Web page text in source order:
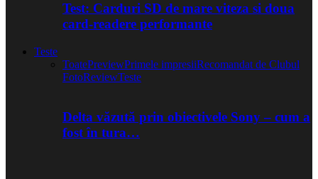
Test: Carduri SD de mare viteza si doua
card-readere performante
Teste
ToatePreviewPrimele impresiiRecomandat de Clubul
FotoReviewTeste
Delta văzută prin obiectivele Sony – cum a
fost în tura…